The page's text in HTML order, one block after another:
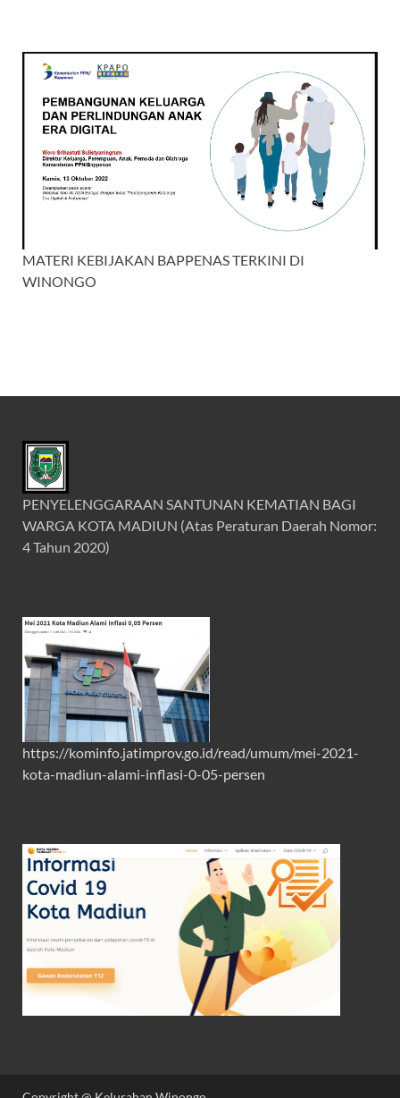
MATERI KEBIJAKAN BAPPENAS TERKINI DI
WINONGO
PENYELENGGARAAN SANTUNAN KEMATIAN BAGI
WARGA KOTA MADIUN (Atas Peraturan Daerah Nomor:
4 Tahun 2020)
https://kominfo.jatimprov.go.id/read/umum/mei-2021-
kota-madiun-alami-inflasi-0-05-persen